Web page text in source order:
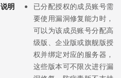
说明
已分配授权的成员账号需
要使用漏洞修复能力时，
可以为该成员账号分配高
级版、企业版或旗舰版授
权并绑定对应的服务器，
这些版本可不限次进行漏